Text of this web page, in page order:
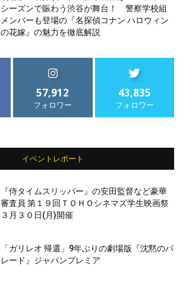
シーズンで賑わう渋谷が舞台！ 警察学校組
メンバーも登場の『名探偵コナン ハロウィン
の花嫁』の魅力を徹底解説
57,912
フォロワー
43,835
フォロワー
イベントレポート
『侍タイムスリッパー』の安田監督など豪華
審査員 第１９回ＴＯＨＯシネマズ学生映画祭
３月３０日(月)開催
「ガリレオ 帰還」9年ぶりの劇場版『沈黙のパ
レード』ジャパンプレミア